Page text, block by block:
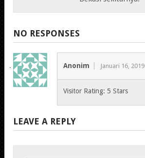
NO RESPONSES
Anonim Januari 16, 2019
Visitor Rating: 5 Stars
LEAVE A REPLY